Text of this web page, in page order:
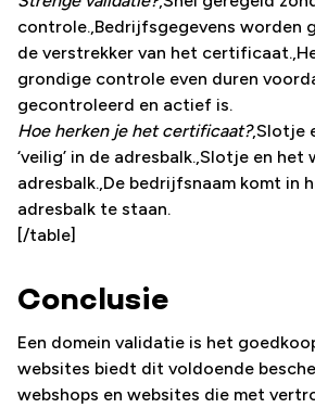
controle.,Bedrijfsgegevens worden
de verstrekker van het
grondige controle even duren
gecontroleerd en actief is.
Hoe herken je het certificaat?,Slotje
‘veilig’ in de adresbalk.,Slotje en het
adresbalk.,De bedrijfsnaam komt in
adresbalk te staan.
[/table]
Conclusie
Een domein validatie is het
websites biedt dit voldoende
webshops en websites die met